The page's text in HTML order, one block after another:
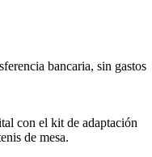
bancaria, sin gastos
con el kit de adaptación
de mesa.